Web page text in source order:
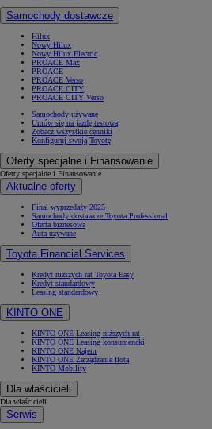
Samochody dostawcze
Hilux
Nowy Hilux
Nowy Hilux Electric
PROACE Max
PROACE
PROACE Verso
PROACE CITY
PROACE CITY Verso
Samochody używane
Umów się na jazdę testową
Zobacz wszystkie cenniki
Konfiguruj swoją Toyotę
Oferty specjalne i Finansowanie
Oferty specjalne i Finansowanie
Aktualne oferty
Finał wyprzedaży 2025
Samochody dostawcze Toyota Professional
Oferta biznesowa
Auta używane
Toyota Financial Services
Kredyt niższych rat Toyota Easy
Kredyt standardowy
Leasing standardowy
KINTO ONE
KINTO ONE Leasing niższych rat
KINTO ONE Leasing konsumencki
KINTO ONE Najem
KINTO ONE Zarządzanie flotą
KINTO Mobility
Dla właścicieli
Dla właścicieli
Serwis